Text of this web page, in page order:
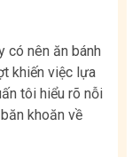
có nên ăn bánh
khiến việc lựa
tôi hiểu rõ nỗi
khoăn về